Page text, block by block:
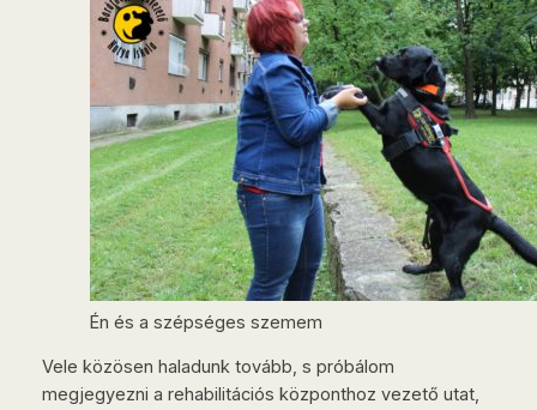
Én és a szépséges szemem
Vele közösen haladunk tovább, s próbálom
megjegyezni a rehabilitációs központhoz vezető utat,